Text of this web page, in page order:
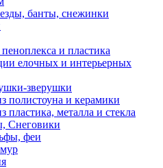
банты, снежинки
и пластика
елочных и интерьерных
зверушки
полистоуна и керамики
металла и стекла
Снеговики
феи